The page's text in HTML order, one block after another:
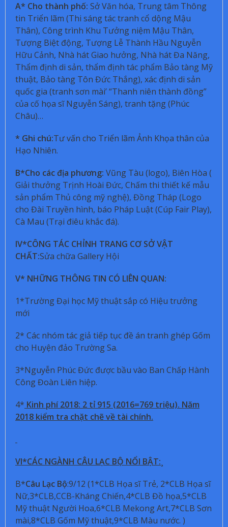
A* Cho thành phố: Sở Văn hóa, Trung tâm Thông
tin Triển lãm (Thi sáng tác tranh cổ dộng Mậu
Thân), Công trình Khu Tưởng niệm Mậu Thân,
Tượng Biệt động, Tượng Lễ Thành Hầu Nguyễn
Hữu Cảnh, Nhà hát Giao hưởng, Nhà hát Đa Năng,
Thẩm định di sản, thẩm định tác phẩm Bảo tàng Mỹ
thuật, Bảo tàng Tôn Đức Thắng), xác định di sản
quốc gia (tranh sơn mài’ “Thanh niên thành đồng”
của cố họa sĩ Nguyễn Sáng), tranh tặng (Phúc
Châu)…
* Ghi chú:Tư vấn cho Triển lãm Ảnh Khọa thân của
Hạo Nhiên.
B*Cho các địa phương: Vũng Tàu (logo), Biên Hòa (
Giải thưởng Trịnh Hoài Đức, Chấm thi thiết kế mẫu
sản phẩm Thủ công mỹ nghệ), Đồng Tháp (Logo
cho Đài Truyền hình, báo Pháp Luật (Cúp Fair Play),
Cà Mau (Trại điêu khắc đá).
IV*CÔNG TÁC CHỈNH TRANG CƠ SỞ VẬT
CHẤT:Sửa chữa Gallery Hội
V* NHỮNG THÔNG TIN CÓ LIÊN QUAN:
1*Trường Đại học Mỹ thuật sắp có Hiệu trưởng
mới
2* Các nhóm tác giả tiếp tục đề án tranh ghép Gốm
cho Huyện đảo Trường Sa.
3*Nguyễn Phúc Đức được bầu vào Ban Chấp Hành
Công Đoàn Liên hiệp.
4* Kinh phí 2018: 2 tỉ 915 (2016=769 triệu). Năm
2018 kiểm tra chặt chẽ về tài chính.
VI*CÁC NGÀNH CÂU LẠC BỘ NỔI BẬT:¸
B*Câu Lạc Bộ:9/12 (1*CLB Họa sĩ Trẻ, 2*CLB Họa sĩ
Nữ,3*CLB,CCB-Kháng Chiến,4*CLB Đồ họa,5*CLB
Mỹ thuật Người Hoa,6*CLB Mekong Art,7*CLB Sơn
mài,8*CLB Gốm Mỹ thuật,9*CLB Màu nước. )